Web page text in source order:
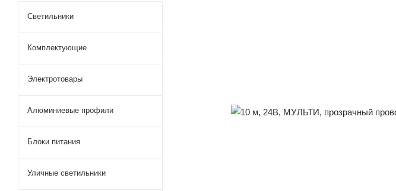
Светильники
Комплектующие
Электротовары
Алюминиевые профили
Блоки питания
Уличные светильники